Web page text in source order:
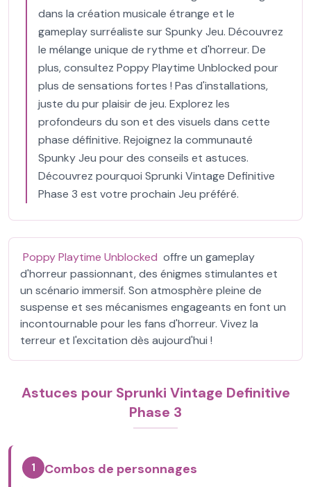
dans la création musicale étrange et le
gameplay surréaliste sur Spunky Jeu. Découvrez
le mélange unique de rythme et d'horreur. De
plus, consultez Poppy Playtime Unblocked pour
plus de sensations fortes ! Pas d'installations,
juste du pur plaisir de jeu. Explorez les
profondeurs du son et des visuels dans cette
phase définitive. Rejoignez la communauté
Spunky Jeu pour des conseils et astuces.
Découvrez pourquoi Sprunki Vintage Definitive
Phase 3 est votre prochain Jeu préféré.
Poppy Playtime Unblocked offre un gameplay
d'horreur passionnant, des énigmes stimulantes et
un scénario immersif. Son atmosphère pleine de
suspense et ses mécanismes engageants en font un
incontournable pour les fans d'horreur. Vivez la
terreur et l'excitation dès aujourd'hui !
Astuces pour Sprunki Vintage Definitive
Phase 3
1 Combos de personnages